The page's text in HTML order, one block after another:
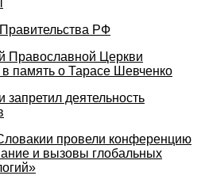
РФ
Православной Церкви
в память о Тарасе Шевченко
деятельность
провели конференцию
и вызовы глобальных